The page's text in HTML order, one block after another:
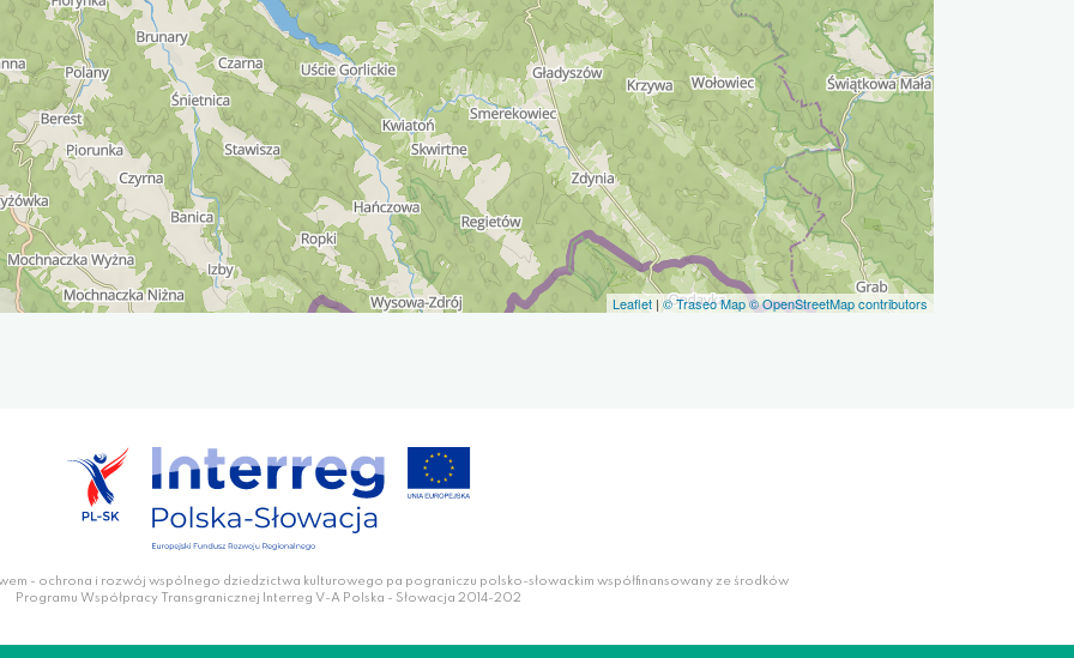
Leaflet | © Traseo Map© OpenStreetMap contributors
- ochrona i rozwój wspólnego dziedzictwa kulturowego pa pograniczu polsko-słowackim współfinansowany ze środków
Programu Współpracy Transgranicznej Interreg V-A Polska - Słowacja 2014-202